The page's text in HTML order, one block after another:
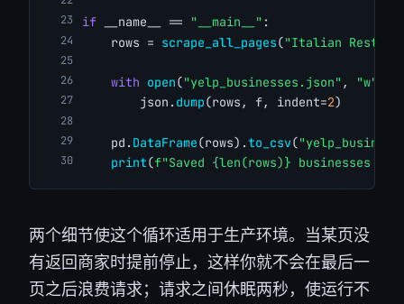
if __name__ == "__main__" :
    rows =
scrape_all_pages("Italian
with open("yelp_businesses.json" , "w"
        json.
dump(rows, f, indent=2)
    pd.
DataFrame(rows).to_csv(
print(f"Saved {len(rows)} businesses to
两个细节使这个循环适用于生产环境。当某页没
有返回商家时提前停止，这样你就不会在最后一
页之后浪费请求；请求之间休眠两秒，使运行不